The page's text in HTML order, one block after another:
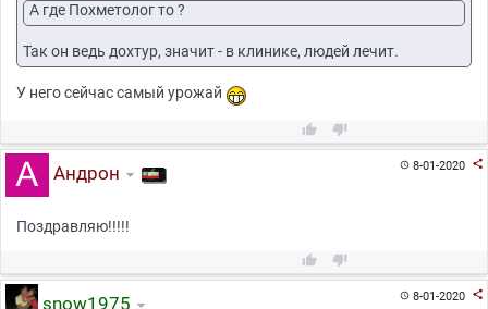
А где Похметолог то ?
Так он ведь дохтур, значит - в клинике, людей лечит.
У него сейчас самый урожай
 
8-01-2020 
Андрон
Поздравляю!!!!!
 
8-01-2020 
snow1975